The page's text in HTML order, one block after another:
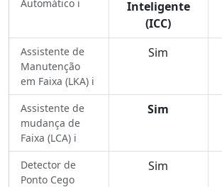
Automático ℹ️
Inteligente
(ICC)
Assistente de
Manutenção
em Faixa (LKA) ℹ️
Sim
Assistente de
mudança de
Faixa (LCA) ℹ️
Sim
Detector de
Ponto Cego
Sim